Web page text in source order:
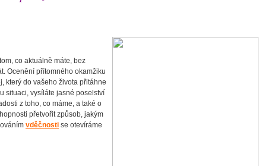
co aktuálně máte, bez
Ocenění přítomného okamžiku
který do vašeho života přitáhne
situaci, vysíláte jasné poselství
z toho, co máme, a také o
přetvořit způsob, jakým
vděčnosti se otevíráme